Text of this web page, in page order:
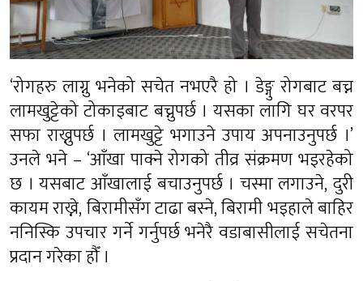
‘रोगहरु लाग्नु भनेको सचेत नभएरै हो । डेङ्गु रोगबाट बच्न
लामखुट्टेको टोकाइबाट बच्नुपर्छ । यसका लागि घर वरपर
सफा राख्नुपर्छ । लामखुट्टे भगाउने उपाय अपनाउनुपर्छ ।’
उनले भने – ‘आँखा पाक्ने रोगको तीव्र संक्रमण भइरहेको
छ । यसबाट आँखालाई बचाउनुपर्छ । चस्मा लगाउने, दुरी
कायम राख्ने, बिरामीसँग टाढा बस्ने, बिरामी भइहाले बाहिर
ननिस्कि उपचार गर्ने गर्नुपर्छ भनेरै वडाबासीलाई सचेतना
प्रदान गरेका हौँ ।